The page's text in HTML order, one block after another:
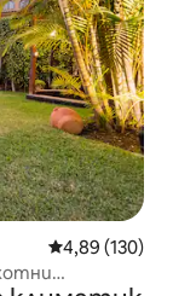
Средна
4,89 (130)